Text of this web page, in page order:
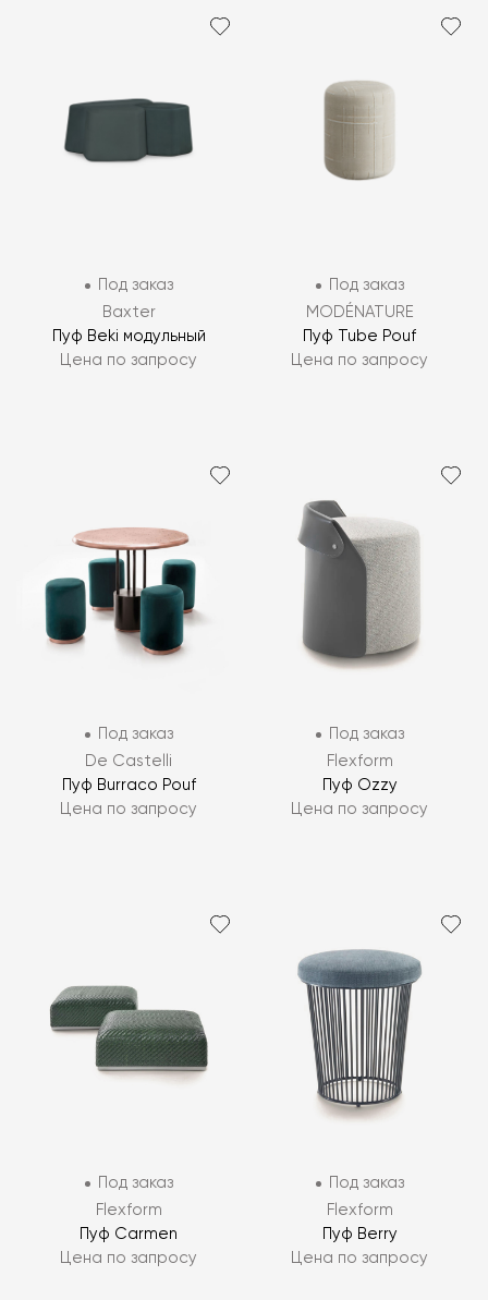
Под заказ
Baxter
Пуф Beki модульный
Цена по запросу
Под заказ
MODÉNATURE
Пуф Tube Pouf
Цена по запросу
Под заказ
De Castelli
Пуф Burraco Pouf
Цена по запросу
Под заказ
Flexform
Пуф Ozzy
Цена по запросу
Под заказ
Flexform
Пуф Carmen
Цена по запросу
Под заказ
Flexform
Пуф Berry
Цена по запросу